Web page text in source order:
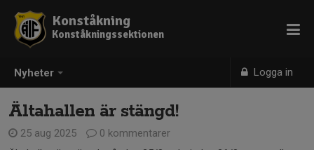
Nyheter Logga in
Konståkning
Konståkningssektionen
Ältahallen är stängd!
25 aug 2025
0 kommentarer